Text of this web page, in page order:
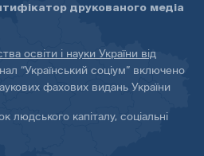
друкованого медіа
освіти і науки України від
“Український соціум” включено
фахових видань України
людського капіталу, соціальні